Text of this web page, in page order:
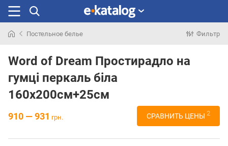
раньше
Постельное белье Фильтр
Word of Dream Простирадло на
гумці перкаль біла
160х200см+25см
910 — 931 грн. СРАВНИТЬ ЦЕНЫ 2